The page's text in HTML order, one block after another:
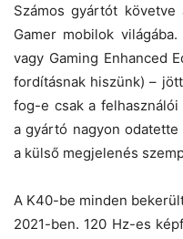
Számos gyártót
Gamer mobilok
vagy Gaming Enhanced
fordításnak hiszünk) –
fog-e csak a
a gyártó nagyon
a külső megjelenés
A K40-be minden
2021-ben. 120 Hz-es